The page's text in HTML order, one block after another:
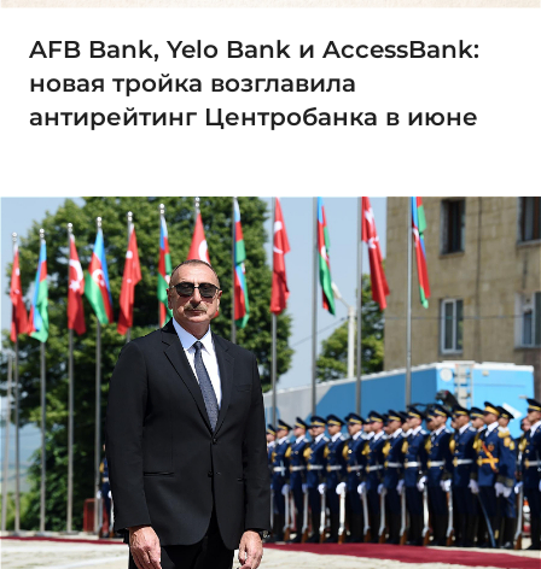
AFB Bank, Yelo Bank и AccessBank:
новая тройка возглавила
антирейтинг Центробанка в июне